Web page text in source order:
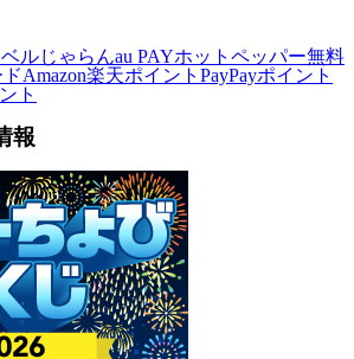
ルじゃらんau PAYホットペッパー無料
Amazon楽天ポイント PayPayポイント
ト
報